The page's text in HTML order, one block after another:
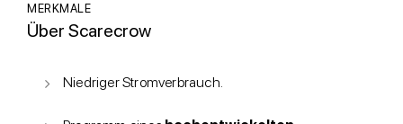
MERKMALE
Über Scarecrow
Niedriger Stromverbrauch.